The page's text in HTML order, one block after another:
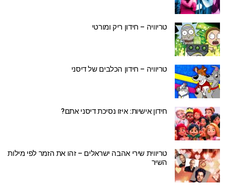
טריוויה – חידון ריק ומורטי
טריוויה – חידון הכלבים של דיסני
חידון אישיות: איזו נסיכת דיסני אתם?
טריווית שירי אהבה ישראלים – זהו את הזמר לפי מילות
השיר